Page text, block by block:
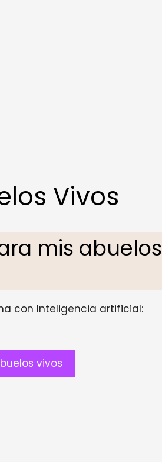
Vivos
mis abuelos
con Inteligencia artificial:
vivos